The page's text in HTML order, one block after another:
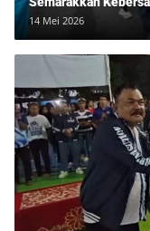
14 Mei 2026